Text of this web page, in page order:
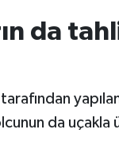
da
tarafından
da